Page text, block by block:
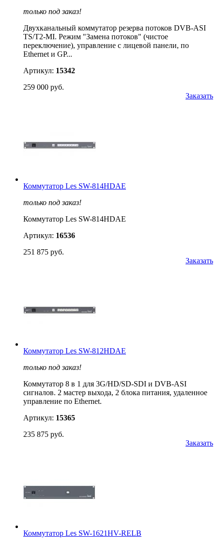
только под заказ!
Двухканальный коммутатор резерва потоков DVB-ASI
TS/T2-MI. Режим "Замена потоков" (чистое
переключение), управление с лицевой панели, по
Ethernet и GP...
Артикул: 15342
259 000 руб.
Заказать
Коммутатор Les SW-814HDAE
только под заказ!
Коммутатор Les SW-814HDAE
Артикул: 16536
251 875 руб.
Заказать
Коммутатор Les SW-812HDAE
только под заказ!
Коммутатор 8 в 1 для 3G/HD/SD-SDI и DVB-ASI
сигналов. 2 мастер выхода, 2 блока питания, удаленное
управление по Ethernet.
Артикул: 15365
235 875 руб.
Заказать
Коммутатор Les SW-1621HV-RELB